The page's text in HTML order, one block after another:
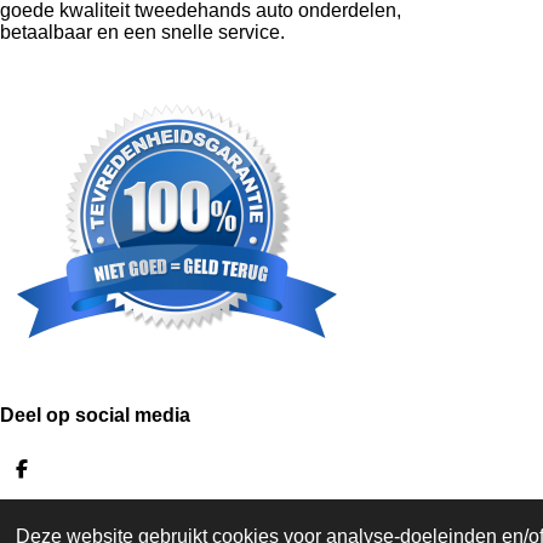
Deze website gebruikt cookies voor analyse-doeleinden en/
goede kwaliteit tweedehands auto onderdelen,
betaalbaar en een snelle service.
Deel op social media
D
e
e